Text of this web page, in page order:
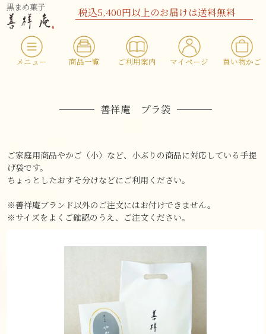
黒まめ菓子 税込5,400円以上のお届けは送料無料
メニュー 商品一覧 ご利用案内 マイページ 買い物かご
善祥庵 プラ袋
ご家庭用商品やかご（小）など、小ぶりの商品に対応している手提
げ袋です。
ちょっとしたおすそ分けなどにご利用ください。
※善祥庵ブランド以外のご注文にはお付けできません。
※サイズをよくご確認のうえ、ご注文ください。